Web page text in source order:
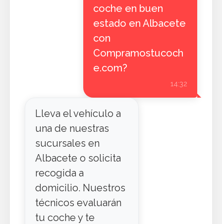
coche en buen
estado en Albacete
con
Compramostucoch
e.com?
14:32
Lleva el vehículo a
una de nuestras
sucursales en
Albacete o solicita
recogida a
domicilio. Nuestros
técnicos evaluarán
tu coche y te